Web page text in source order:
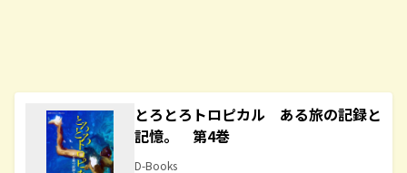
とろとろトロピカル ある旅の記録と
記憶。 第4巻
D-Books